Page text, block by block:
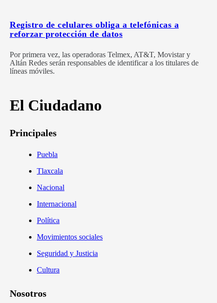
Registro de celulares obliga a telefónicas a
reforzar protección de datos
Por primera vez, las operadoras Telmex, AT&T, Movistar y
Altán Redes serán responsables de identificar a los titulares de
líneas móviles.
El Ciudadano
Principales
Puebla
Tlaxcala
Nacional
Internacional
Política
Movimientos sociales
Seguridad y Justicia
Cultura
Nosotros